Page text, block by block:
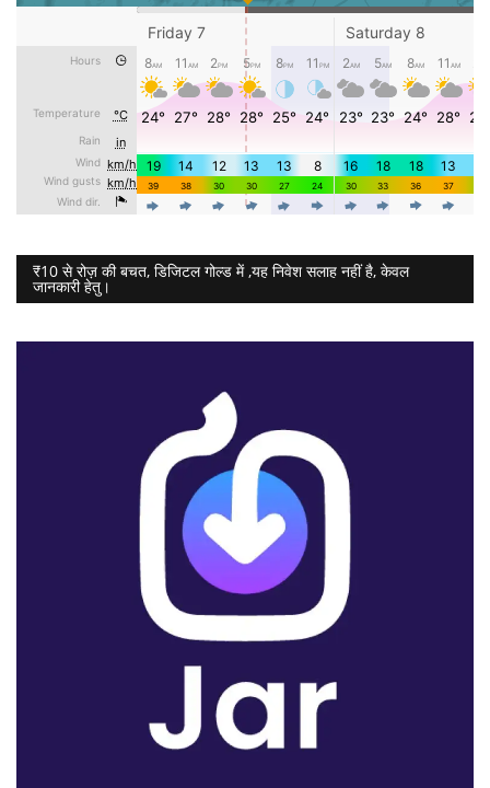
₹10 से रोज़ की बचत, डिजिटल गोल्ड में ,यह निवेश सलाह नहीं है, केवल
जानकारी हेतु।